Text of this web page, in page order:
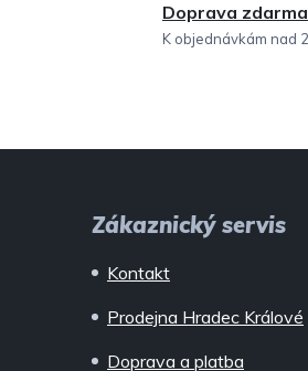
Doprava zdarma
K objednávkám nad
Zákaznický servis
Kontakt
Prodejna Hradec Králové
Doprava a platba